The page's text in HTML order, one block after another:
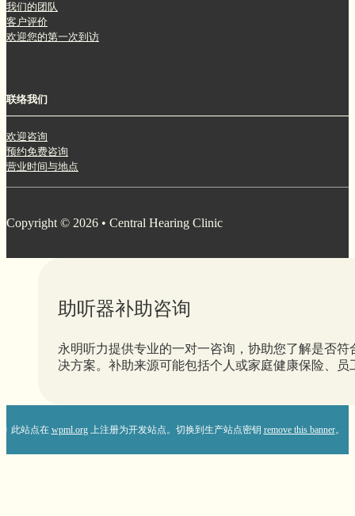
我们的团队
客户评价
欢迎您的第一次到访
联络我们
欢迎咨询
预约免费咨询
营业时间与地点
Copyright © 2026 • Central Hearing Clinic
助听器补助咨询
永明听力提供专业的一对一咨询，协助您了解是否
决方案。补助来源可能包括个人或家庭健康保险、
此站点在 wpml.org上注册为开发站点。切换到生产站点密钥 remove this banner。